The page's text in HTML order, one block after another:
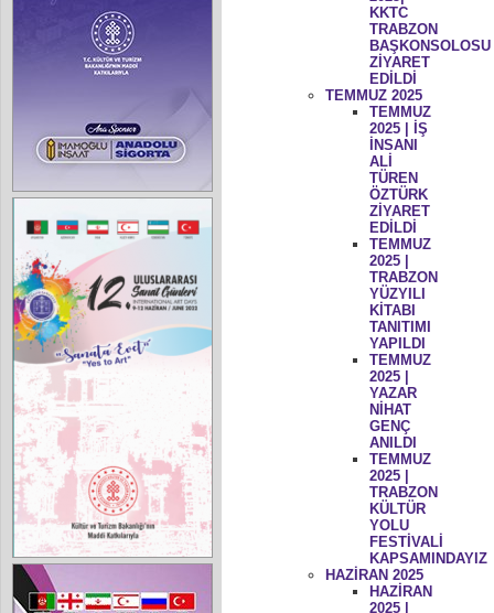
KKTC
TRABZON
BAŞKONSOLOSU
ZİYARET
EDİLDİ
TEMMUZ 2025
TEMMUZ
2025 | İŞ
İNSANI
ALİ
TÜREN
ÖZTÜRK
ZİYARET
EDİLDİ
TEMMUZ
2025 |
TRABZON
YÜZYILI
KİTABI
TANITIMI
YAPILDI
TEMMUZ
2025 |
YAZAR
NİHAT
GENÇ
ANILDI
TEMMUZ
2025 |
TRABZON
KÜLTÜR
YOLU
FESTİVALİ
KAPSAMINDAYIZ
HAZİRAN 2025
HAZİRAN
2025 |